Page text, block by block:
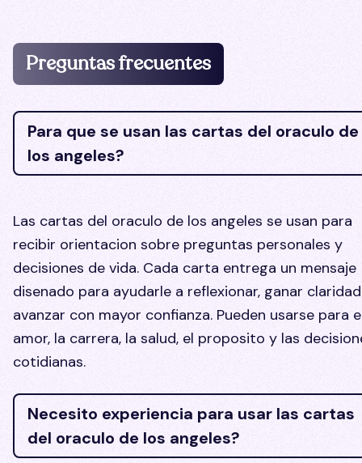
Preguntas frecuentes
Para que se usan las cartas del oraculo de
los angeles?
Las cartas del oraculo de los angeles se usan para
recibir orientacion sobre preguntas personales y
decisiones de vida. Cada carta entrega un mensaje
disenado para ayudarle a reflexionar, ganar
avanzar con mayor confianza. Pueden usarse para
amor, la carrera, la salud, el proposito y las
cotidianas.
Necesito experiencia para usar las cartas
del oraculo de los angeles?